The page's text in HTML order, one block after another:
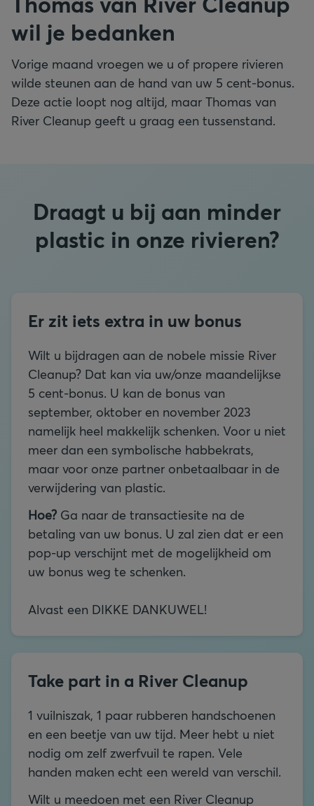
wil je bedanken
Vorige maand vroegen we u of propere rivieren
wilde steunen aan de hand van uw 5 cent-bonus.
Deze actie loopt nog altijd, maar Thomas van
River Cleanup geeft u graag een tussenstand.
Draagt u bij aan minder
plastic in onze rivieren?
Er zit iets extra in uw bonus
Wilt u bijdragen aan de nobele missie River
Cleanup? Dat kan via uw/onze maandelijkse
5 cent-bonus. U kan de bonus van
september, oktober en november 2023
namelijk heel makkelijk schenken. Voor u niet
meer dan een symbolische habbekrats,
maar voor onze partner onbetaalbaar in de
verwijdering van plastic.
Hoe? Ga naar de transactiesite na de
betaling van uw bonus. U zal zien dat er een
pop-up verschijnt met de mogelijkheid om
uw bonus weg te schenken.
Alvast een DIKKE DANKUWEL!
Take part in a River Cleanup
1 vuilniszak, 1 paar rubberen handschoenen
en een beetje van uw tijd. Meer hebt u niet
nodig om zelf zwerfvuil te rapen. Vele
handen maken echt een wereld van verschil.
Wilt u meedoen met een River Cleanup